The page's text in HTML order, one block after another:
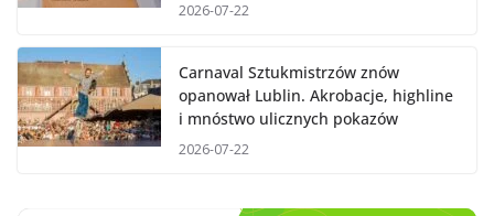
2026-07-22
Carnaval Sztukmistrzów znów
opanował Lublin. Akrobacje, highline
i mnóstwo ulicznych pokazów
2026-07-22